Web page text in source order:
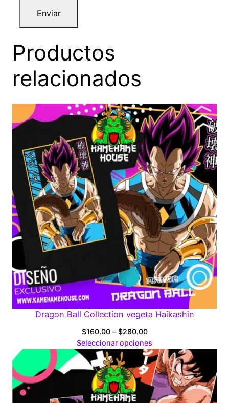
Productos
relacionados
Dragon Ball Collection vegeta Haikashin
$160.00 – $280.00Price
range:
$160.00
through
$280.00
Seleccionar opciones